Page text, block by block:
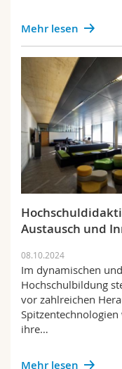
Mehr lesen
Austausch und
08.10.2024
Im dynamischen
Hochschulbildung
vor zahlreichen
ihre…
Mehr lesen